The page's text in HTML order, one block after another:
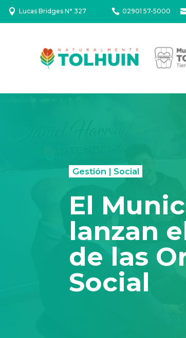
 Lucas Bridges N° 327  02901 57-5000
Gestión | Social
El
lanzan
de las
Social